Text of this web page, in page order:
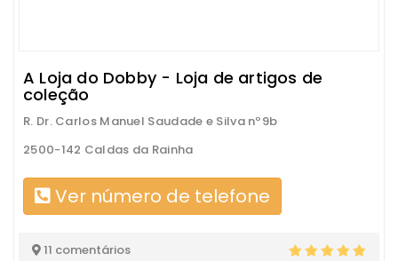
A Loja do Dobby - Loja de artigos de
coleção
R. Dr. Carlos Manuel Saudade e Silva nº9b
2500-142 Caldas da Rainha
Ver número de telefone
11 comentários